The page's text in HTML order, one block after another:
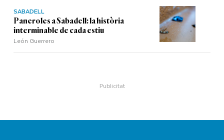
SABADELL
Paneroles a Sabadell: la història
interminable de cada estiu
León Guerrero